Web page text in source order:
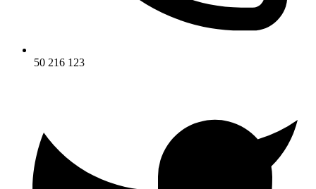
50 216 123